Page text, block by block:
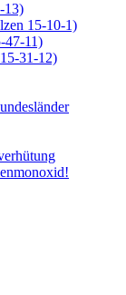
13)
15-10-1)
47-11)
31-12)